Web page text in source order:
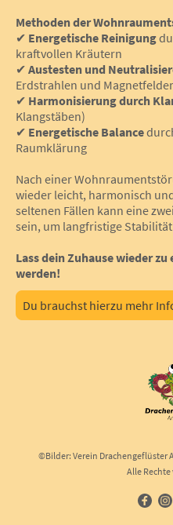
Methoden der
✔ Energetische Reinigung
kraftvollen Kräutern
✔ Austesten und
Erdstrahlen und
✔ Harmonisierung durch
Klangstäben)
✔ Energetische Balance
Raumklärung
Nach einer
wieder leicht, harmonisch
seltenen Fällen kann eine
sein, um langfristige
Lass dein Zuhause wieder
werden!
Du brauchst hierzu mehr
©Bilder: Verein Drachengeflüster
Alle